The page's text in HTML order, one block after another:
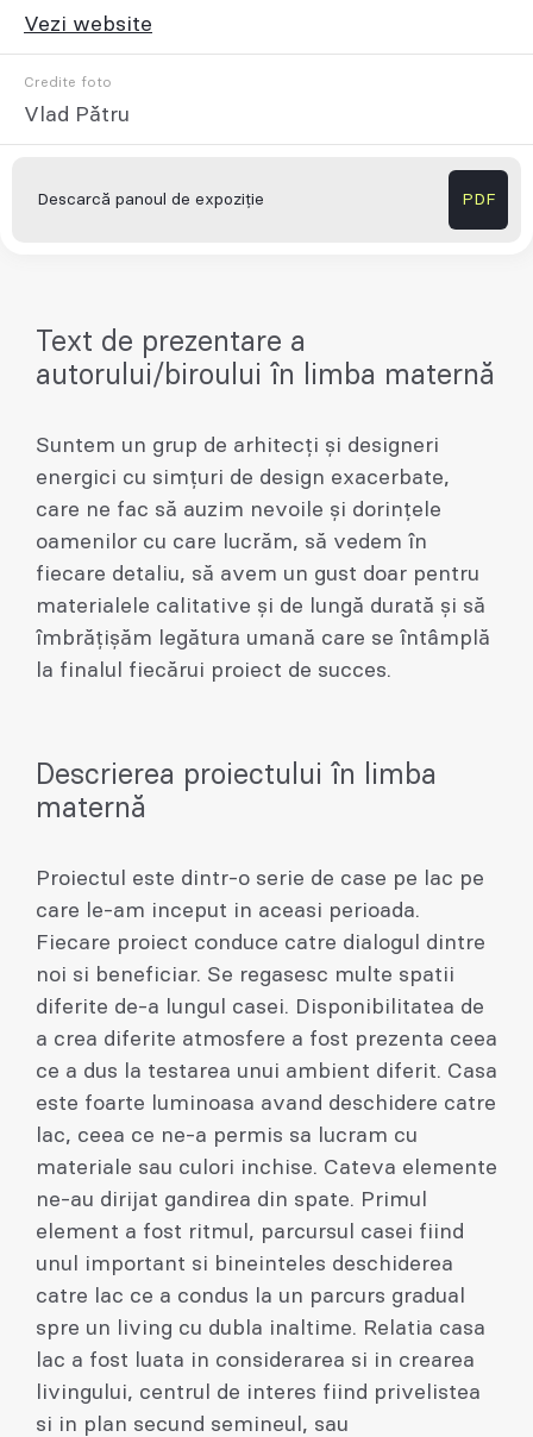
Vezi website
Credite foto
Vlad Pǎtru
Descarcă panoul de expoziție PDF
Text de prezentare a
autorului/biroului în limba maternă
Suntem un grup de arhitecți și designeri
energici cu simțuri de design exacerbate,
care ne fac să auzim nevoile și dorințele
oamenilor cu care lucrăm, să vedem în
fiecare detaliu, să avem un gust doar pentru
materialele calitative și de lungă durată și să
îmbrățișăm legătura umană care se întâmplă
la finalul fiecărui proiect de succes.
Descrierea proiectului în limba
maternă
Proiectul este dintr-o serie de case pe lac pe
care le-am inceput in aceasi perioada.
Fiecare proiect conduce catre dialogul dintre
noi si beneficiar. Se regasesc multe spatii
diferite de-a lungul casei. Disponibilitatea de
a crea diferite atmosfere a fost prezenta ceea
ce a dus la testarea unui ambient diferit. Casa
este foarte luminoasa avand deschidere catre
lac, ceea ce ne-a permis sa lucram cu
materiale sau culori inchise. Cateva elemente
ne-au dirijat gandirea din spate. Primul
element a fost ritmul, parcursul casei fiind
unul important si bineinteles deschiderea
catre lac ce a condus la un parcurs gradual
spre un living cu dubla inaltime. Relatia casa
lac a fost luata in considerarea si in crearea
livingului, centrul de interes fiind privelistea
si in plan secund semineul, sau